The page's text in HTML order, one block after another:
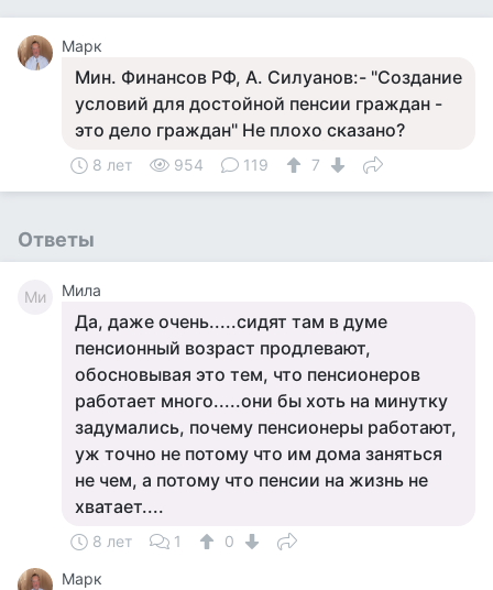
Марк
Мин. Финансов РФ, А. Силуанов:- "Создание
условий для достойной пенсии граждан -
это дело граждан" Не плохо сказано?
8 лет 954 119 7
Ответы
Ми Мила
Да, даже очень.....сидят там в думе
пенсионный возраст продлевают,
обосновывая это тем, что пенсионеров
работает много.....они бы хоть на минутку
задумались, почему пенсионеры работают,
уж точно не потому что им дома заняться
не чем, а потому что пенсии на жизнь не
хватает....
8 лет 1
0
Марк